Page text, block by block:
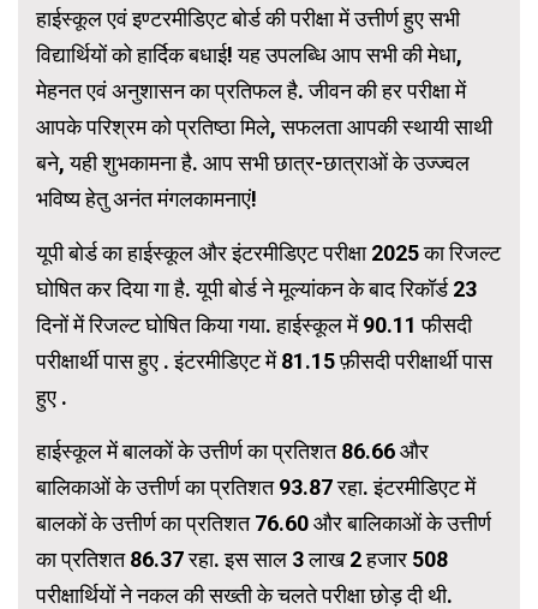
हाईस्कूल एवं इण्टरमीडिएट बोर्ड की परीक्षा में उत्तीर्ण हुए सभी
विद्यार्थियों को हार्दिक बधाई! यह उपलब्धि आप सभी की मेधा,
मेहनत एवं अनुशासन का प्रतिफल है. जीवन की हर परीक्षा में
आपके परिश्रम को प्रतिष्ठा मिले, सफलता आपकी स्थायी साथी
बने, यही शुभकामना है. आप सभी छात्र-छात्राओं के उज्ज्वल
भविष्य हेतु अनंत मंगलकामनाएं!
यूपी बोर्ड का हाईस्कूल और इंटरमीडिएट परीक्षा 2025 का रिजल्ट
घोषित कर दिया गा है. यूपी बोर्ड ने मूल्यांकन के बाद रिकॉर्ड 23
दिनों में रिजल्ट घोषित किया गया. हाईस्कूल में 90.11 फीसदी
परीक्षार्थी पास हुए . इंटरमीडिएट में 81.15 फ़ीसदी परीक्षार्थी पास
हुए .
हाईस्कूल में बालकों के उत्तीर्ण का प्रतिशत 86.66 और
बालिकाओं के उत्तीर्ण का प्रतिशत 93.87 रहा. इंटरमीडिएट में
बालकों के उत्तीर्ण का प्रतिशत 76.60 और बालिकाओं के उत्तीर्ण
का प्रतिशत 86.37 रहा. इस साल 3 लाख 2 हजार 508
परीक्षार्थियों ने नकल की सख्ती के चलते परीक्षा छोड़ दी थी.